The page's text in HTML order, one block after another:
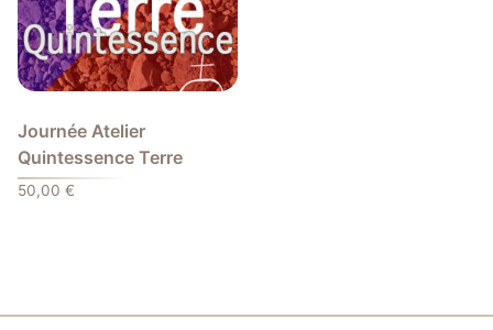
Journée Atelier
Quintessence Terre
50,00 €